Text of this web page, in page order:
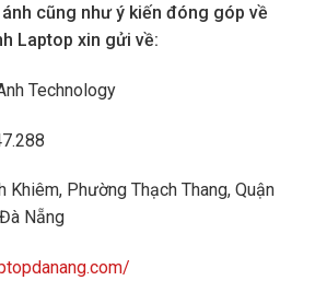
cũng như ý kiến đóng góp về
Laptop xin gửi về:
Technology
Khiêm, Phường Thạch Thang, Quận
Nẵng